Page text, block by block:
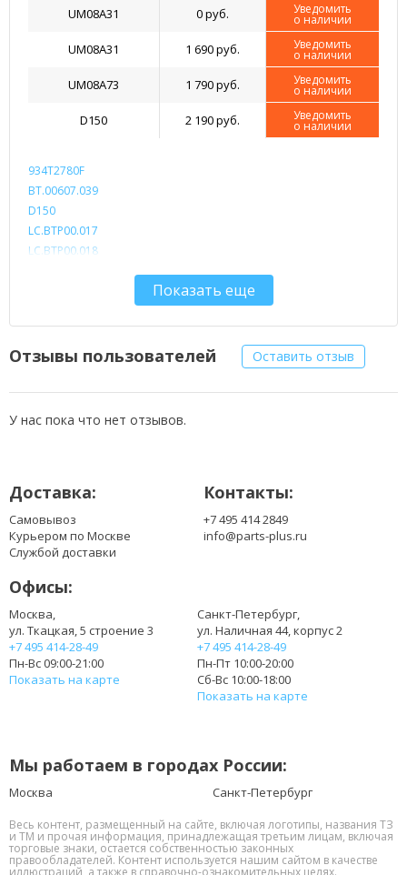
UM08A31 0 руб. Уведомить
о наличии
UM08A31 1 690 руб. Уведомить
о наличии
UM08A73 1 790 руб. Уведомить
о наличии
D150 2 190 руб. Уведомить
о наличии
934T2780F
BT.00607.039
D150
LC.BTP00.017
LC.BTP00.018
UM08A71
UM08A72
UM08A74
UM08B52
UM08B72
UM08B73
UM08B75
UMO8A31
Показать еще
Отзывы пользователей Оставить отзыв
У нас пока что нет отзывов.
Доставка:
Самовывоз
Курьером по Москве
Службой доставки
Контакты:
+7 495 414 2849
info@parts-plus.ru
Офисы:
Москва,
ул. Ткацкая, 5 строение 3
+7 495 414-28-49
Пн-Вс 09:00-21:00
Показать на карте
Санкт-Петербург,
ул. Наличная 44, корпус 2
+7 495 414-28-49
Пн-Пт 10:00-20:00
Сб-Вс 10:00-18:00
Показать на карте
Мы работаем в городах России:
Москва Санкт-Петербург
Весь контент, размещенный на сайте, включая логотипы, названия ТЗ
и ТМ и прочая информация, принадлежащая третьим лицам, включая
торговые знаки, остается собственностью законных
правообладателей. Контент используется нашим сайтом в качестве
иллюстраций, а также в справочно-ознакомительных целях.